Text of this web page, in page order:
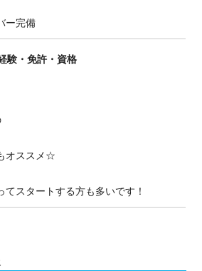
ー完備
験・免許・資格
オススメ☆
スタートする方も多いです！